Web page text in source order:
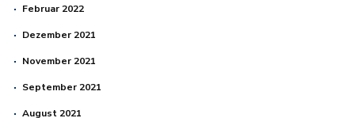
Februar 2022
Dezember 2021
November 2021
September 2021
August 2021